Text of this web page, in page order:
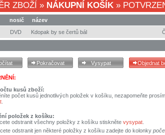
ZBOŽÍ » NÁKUPNÍ KOŠÍK »
nosič název
DVD
Kdopak by se čertů bál
kusů zboží:
počet kusů jednotlivých položek v košíku, nezapomeňte
položek z košíku:
odstranit všechny položky z košíku stiskněte vysypat
odstranit jen některé položky z košíku zadejte do kolonky